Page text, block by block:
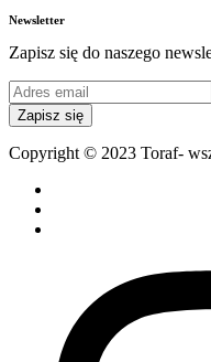
Newsletter
Zapisz się do naszego
Zapisz się
Copyright © 2023 Toraf-